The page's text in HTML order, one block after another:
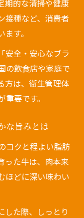
期的な清掃や健康
接種など、消費者
す。
安全・安心なブラ
の飲食店や家庭で
方は、衛生管理体
要です。
な旨みとは
コクと程よい脂肪
った牛は、肉本来
ほどに深い味わい
した際、しっとり